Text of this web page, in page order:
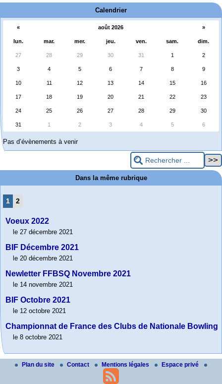
Calendrier
« août 2026 »
lun. mar. mer. jeu. ven. sam. dim.
27 28 29 30 31 1 2
3 4 5 6 7 8 9
10 11 12 13 14 15 16
17 18 19 20 21 22 23
24 25 26 27 28 29 30
31 1 2 3 4 5 6
Pas d’évènements à venir
Dans la même rubrique
1 2
Voeux 2022
le 27 décembre 2021
BIF Décembre 2021
le 20 décembre 2021
Newletter FFBSQ Novembre 2021
le 14 novembre 2021
BIF Octobre 2021
le 12 octobre 2021
Championnat de France des Clubs de Nationale Bowling
le 8 octobre 2021
Plan du site Contact Mentions légales Espace privé